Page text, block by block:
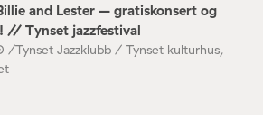
and Lester – gratiskonsert og
// Tynset jazzfestival
/Tynset Jazzklubb / Tynset kulturhus,